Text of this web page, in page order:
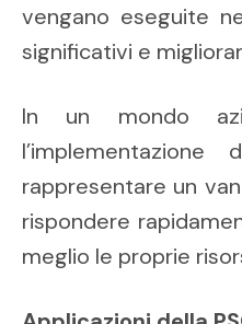
vengano eseguite
significativi e
In un mondo
rappresentare un
rispondere
meglio le proprie